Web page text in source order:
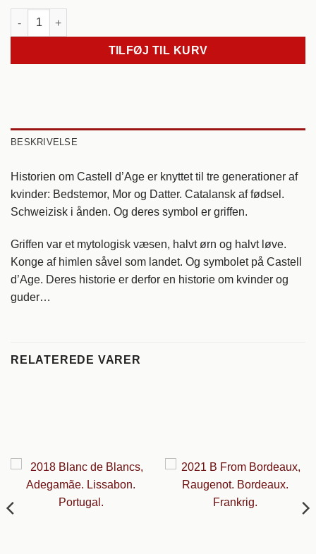
NV Aurèlia. Castell d'age. Penèdes. Spanien. antal
TILFØJ TIL KURV
BESKRIVELSE
Historien om Castell d’Age er knyttet til tre generationer af
kvinder: Bedstemor, Mor og Datter. Catalansk af fødsel.
Schweizisk i ånden. Og deres symbol er griffen.
Griffen var et mytologisk væsen, halvt ørn og halvt løve.
Konge af himlen såvel som landet. Og symbolet på Castell
d’Age. Deres historie er derfor en historie om kvinder og
guder…
RELATEREDE VARER